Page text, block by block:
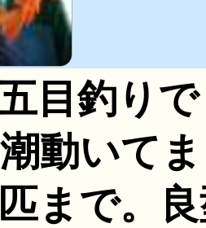
目釣り
動いて
まで。